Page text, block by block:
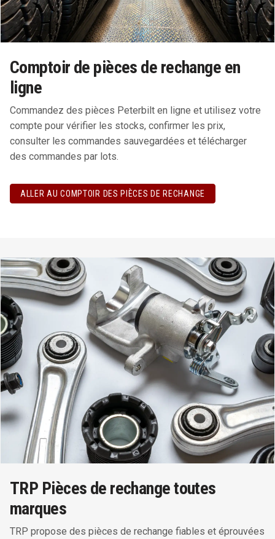
Comptoir de pièces de rechange en
ligne
Commandez des pièces Peterbilt en ligne et utilisez votre
compte pour vérifier les stocks, confirmer les prix,
consulter les commandes sauvegardées et télécharger
des commandes par lots.
ALLER AU COMPTOIR DES PIÈCES DE RECHANGE
TRP Pièces de rechange toutes
marques
TRP propose des pièces de rechange fiables et éprouvées